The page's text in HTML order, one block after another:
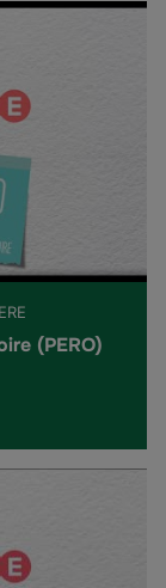
(PERO)